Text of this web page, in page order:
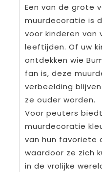
Een van de grote
muurdecoratie is
voor kinderen van
leeftijden. Of uw
ontdekken wie
fan is, deze
verbeelding
ze ouder worden.
Voor peuters
muurdecoratie
van hun favoriete
waardoor ze zich
in de vrolijke